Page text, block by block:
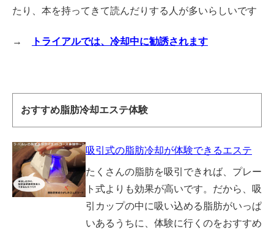
たり、本を持ってきて読んだりする人が多いらしいです
→ トライアルでは、冷却中に勧誘されます
おすすめ脂肪冷却エステ体験
吸引式の脂肪冷却が体験できるエステ
たくさんの脂肪を吸引できれば、プレー
ト式よりも効果が高いです。だから、吸
引カップの中に吸い込める脂肪がいっぱ
いあるうちに、体験に行くのをおすすめ